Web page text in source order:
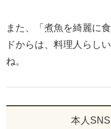
また、「煮魚を綺麗に
ドからは、料理人らし
ね。
本人